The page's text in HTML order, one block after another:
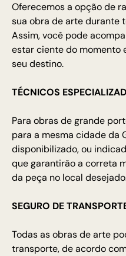
Oferecemos a opção de
sua obra de arte durante
Assim, você pode
estar ciente do momento
seu destino.
TÉCNICOS
Para obras de grande
para a mesma cidade da
disponibilizado, ou
que garantirão a correta
da peça no local
SEGURO DE
Todas as obras de arte
transporte, de acordo